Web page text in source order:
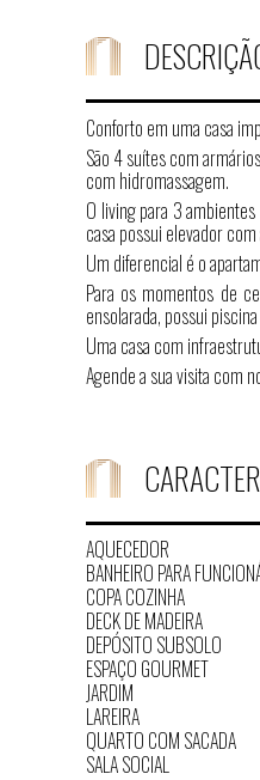
Conforto em uma casa
São 4 suítes com
com hidromassagem.
O living para 3
casa possui elevador
Um diferencial é o
Para os momentos de
ensolarada, possui
Uma casa com
Agende a sua visita com
AQUECEDOR
BANHEIRO PARA
COPA COZINHA
DECK DE MADEIRA
DEPÓSITO SUBSOLO
ESPAÇO GOURMET
JARDIM
LAREIRA
QUARTO COM SACADA
SALA SOCIAL